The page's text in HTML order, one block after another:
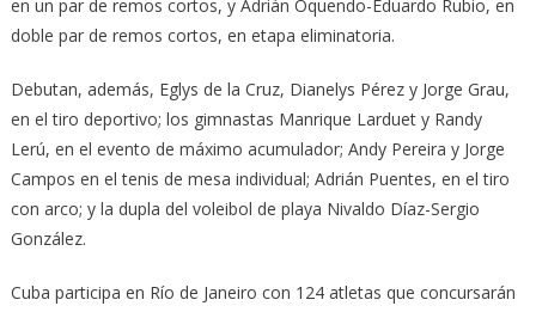
en un par de remos cortos, y Adrián Oquendo-Eduardo Rubio, en
doble par de remos cortos, en etapa eliminatoria.
Debutan, además, Eglys de la Cruz, Dianelys Pérez y Jorge Grau,
en el tiro deportivo; los gimnastas Manrique Larduet y Randy
Lerú, en el evento de máximo acumulador; Andy Pereira y Jorge
Campos en el tenis de mesa individual; Adrián Puentes, en el tiro
con arco; y la dupla del voleibol de playa Nivaldo Díaz-Sergio
González.
Cuba participa en Río de Janeiro con 124 atletas que concursarán